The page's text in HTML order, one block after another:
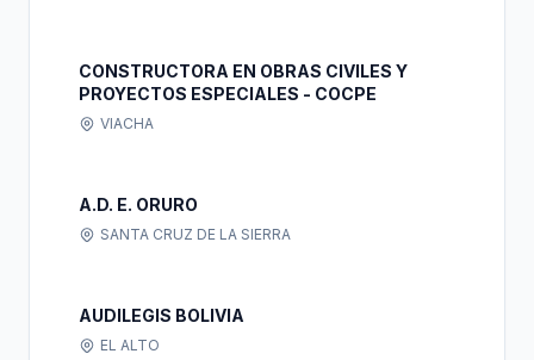
CONSTRUCTORA EN OBRAS CIVILES Y
PROYECTOS ESPECIALES - COCPE
VIACHA
A.D. E. ORURO
SANTA CRUZ DE LA SIERRA
AUDILEGIS BOLIVIA
EL ALTO